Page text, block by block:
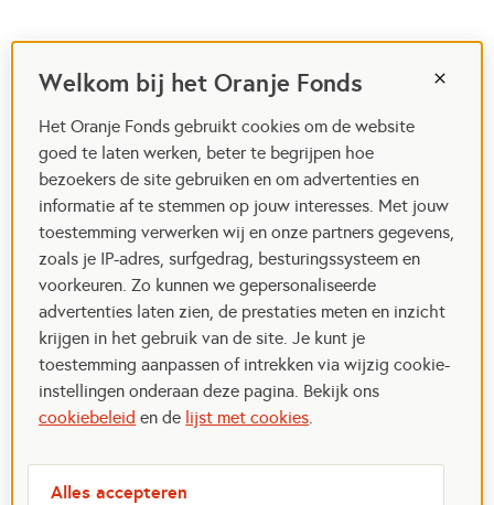
Welkom bij het Oranje Fonds
Het Oranje Fonds gebruikt cookies om de website
goed te laten werken, beter te begrijpen hoe
bezoekers de site gebruiken en om advertenties en
informatie af te stemmen op jouw interesses. Met jouw
toestemming verwerken wij en onze partners gegevens,
zoals je IP-adres, surfgedrag, besturingssysteem en
voorkeuren. Zo kunnen we gepersonaliseerde
advertenties laten zien, de prestaties meten en inzicht
krijgen in het gebruik van de site. Je kunt je
toestemming aanpassen of intrekken via wijzig cookie-
instellingen onderaan deze pagina. Bekijk ons
cookiebeleid en de lijst met cookies.
Alles accepteren